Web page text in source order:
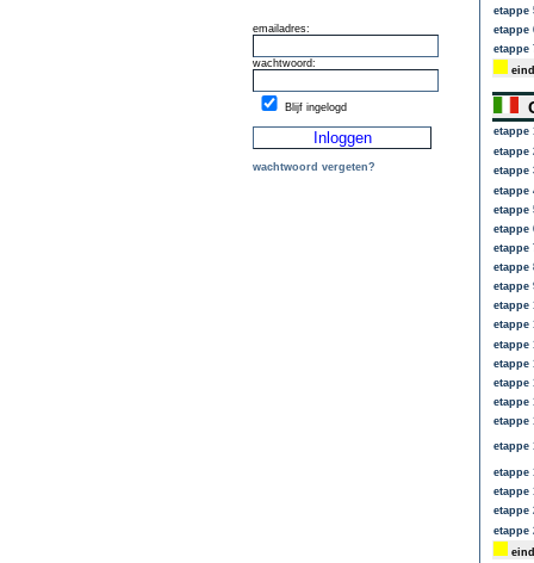
emailadres:
wachtwoord:
Blijf ingelogd
wachtwoord vergeten?
etappe
etappe
etappe
etappe
etappe
etappe
etappe
etappe
etappe
etappe
etappe
etappe
etappe
etappe
etappe
etappe
etappe
etappe
etappe
etappe
etappe
etappe
etappe
etappe